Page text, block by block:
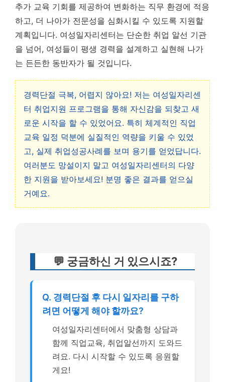
추가 교육 기회를 제공하여 변화하는 직무 환경에 적응
하고, 더 나아가 전문성을 심화시킬 수 있도록 지원할
계획입니다. 여성일자리센터는 단순한 취업 알선 기관
을 넘어, 여성들이 평생 경력을 설계하고 실현해 나가
는 든든한 동반자가 될 것입니다.
경력단절 극복, 어렵지 않아요! 저는 여성일자리센
터 취업지원 프로그램을 통해 자신감을 되찾고 새
로운 시작을 할 수 있었어요. 특히 체계적인 직업
교육 일정 덕분에 실질적인 역량을 키울 수 있었
고, 실제 취업성공사례를 보며 용기를 얻었답니다.
여러분도 망설이지 말고 여성일자리센터의 다양
한 지원을 받아보세요! 분명 좋은 결과를 얻으실
거예요.
💬 궁금하신 거 있으시죠?
Q. 경력단절 후 다시 일자리를 구하
려면 어떻게 해야 할까요?
여성일자리센터에서 맞춤형 상담과
함께 직업교육, 취업알선까지 도와드
려요. 다시 시작할 수 있도록 응원할
게요!